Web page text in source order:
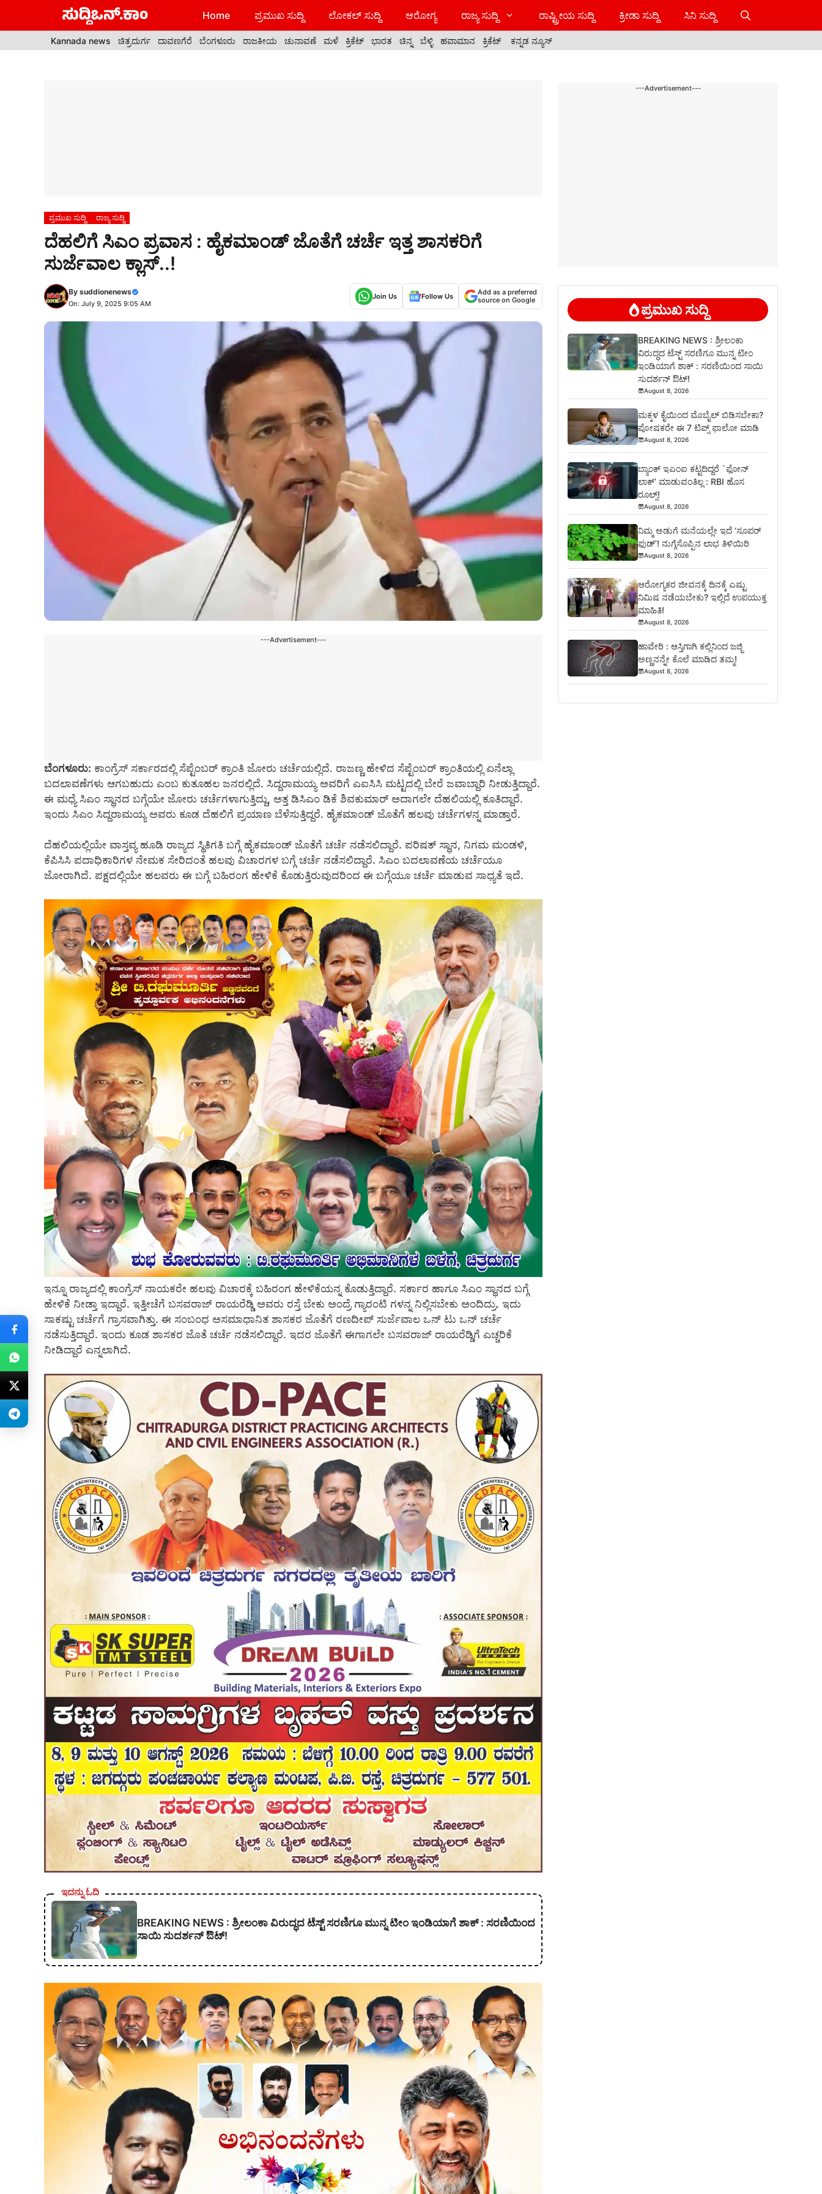
Home ಪ್ರಮುಖ ಸುದ್ದಿ ಲೋಕಲ್ ಸುದ್ದಿ ಆರೋಗ್ಯ ರಾಜ್ಯ ಸುದ್ದಿ ರಾಷ್ಟ್ರೀಯ ಸುದ್ದಿ ಕ್ರೀಡಾ ಸುದ್ದಿ ಸಿನಿ ಸುದ್ದಿ
Kannada news ಚಿತ್ರದುರ್ಗ ದಾವಣಗೆರೆ ಬೆಂಗಳೂರು ರಾಜಕೀಯ ಚುನಾವಣೆ ಮಳೆ ಕ್ರಿಕೆಟ್ ಭಾರತ ಚಿನ್ನ ಬೆಳ್ಳಿ ಹವಾಮಾನ ಕ್ರಿಕೆಟ್ ಕನ್ನಡ ನ್ಯೂಸ್
ಪ್ರಮುಖ ಸುದ್ದಿ ರಾಜ್ಯ ಸುದ್ದಿ
ದೆಹಲಿಗೆ ಸಿಎಂ ಪ್ರವಾಸ : ಹೈಕಮಾಂಡ್ ಜೊತೆಗೆ ಚರ್ಚೆ ಇತ್ತ ಶಾಸಕರಿಗೆ
ಸುರ್ಜೆವಾಲ‌ ಕ್ಲಾಸ್..!
By suddionenews
On: July 9, 2025 9:05 AM
Join Us Follow Us
Add as a preferred
source on Google
---Advertisement---
ಬೆಂಗಳೂರು: ಕಾಂಗ್ರೆಸ್ ಸರ್ಕಾರದಲ್ಲಿ ಸೆಪ್ಟೆಂಬರ್ ಕ್ರಾಂತಿ ಜೋರು ಚರ್ಚೆಯಲ್ಲಿದೆ. ರಾಜಣ್ಣ ಹೇಳಿದ ಸೆಪ್ಟೆಂಬರ್ ಕ್ರಾಂತಿಯಲ್ಲಿ ಏನೆಲ್ಲಾ
ಬದಲಾವಣೆಗಳು ಆಗಬಹುದು ಎಂಬ ಕುತೂಹಲ ಜನರಲ್ಲಿದೆ. ಸಿದ್ದರಾಮಯ್ಯ ಅವರಿಗೆ ಎಐಸಿಸಿ ಮಟ್ಟದಲ್ಲಿ ಬೇರೆ ಜವಾಬ್ದಾರಿ ನೀಡುತ್ತಿದ್ದಾರೆ.
ಈ ಮಧ್ಯೆ ಸಿಎಂ ಸ್ಥಾನದ ಬಗ್ಗೆಯೇ ಜೋರು ಚರ್ಚೆಗಳಾಗುತ್ತಿದ್ದು, ಅತ್ತ ಡಿಸಿಎಂ ಡಿಕೆ ಶಿವಕುಮಾರ್ ಅದಾಗಲೇ ದೆಹಲಿಯಲ್ಲಿ ಕೂತಿದ್ದಾರೆ.
ಇಂದು ಸಿಎಂ ಸಿದ್ದರಾಮಯ್ಯ ಅವರು ಕೂಡ ದೆಹಲಿಗೆ ಪ್ರಯಾಣ ಬೆಳೆಸುತ್ತಿದ್ದರೆ. ಹೈಕಮಾಂಡ್ ಜೊತೆಗೆ ಹಲವು ಚರ್ಚೆಗಳನ್ನ ಮಾಡ್ತಾರೆ.
ದೆಹಲಿಯಲ್ಲಿಯೇ ವಾಸ್ತವ್ಯ ಹೂಡಿ ರಾಜ್ಯದ ಸ್ಥಿತಿಗತಿ ಬಗ್ಗೆ ಹೈಕಮಾಂಡ್ ಜೊತೆಗೆ ಚರ್ಚೆ ನಡೆಸಲಿದ್ದಾರೆ. ಪರಿಷತ್ ಸ್ಥಾನ, ನಿಗಮ ಮಂಡಳಿ,
ಕೆಪಿಸಿಸಿ ಪದಾಧಿಕಾರಿಗಳ ನೇಮಕ ಸೇರಿದಂತೆ ಹಲವು ವಿಚಾರಗಳ ಬಗ್ಗೆ ಚರ್ಚೆ ನಡೆಸಲಿದ್ದಾರೆ. ಸಿಎಂ ಬದಲಾವಣೆಯ ಚರ್ಚೆಯೂ
ಜೋರಾಗಿದೆ. ಪಕ್ಷದಲ್ಲಿಯೇ ಹಲವರು ಈ ಬಗ್ಗೆ ಬಹಿರಂಗ ಹೇಳಿಕೆ ಕೊಡುತ್ತಿರುವುದರಿಂದ ಈ ಬಗ್ಗೆಯೂ ಚರ್ಚೆ ಮಾಡುವ ಸಾಧ್ಯತೆ ಇದೆ.
ಇನ್ನೂ ರಾಜ್ಯದಲ್ಲಿ ಕಾಂಗ್ರೆಸ್ ನಾಯಕರೇ ಹಲವು ವಿಚಾರಕ್ಕೆ ಬಹಿರಂಗ ಹೇಳಿಕೆಯನ್ನ ಕೊಡುತ್ತಿದ್ದಾರೆ. ಸರ್ಕಾರ ಹಾಗೂ ಸಿಎಂ ಸ್ಥಾನದ ಬಗ್ಗೆ
ಹೇಳಿಕೆ ನೀಡ್ತಾ ಇದ್ದಾರೆ. ಇತ್ತೀಚೆಗೆ ಬಸವರಾಜ್ ರಾಯರೆಡ್ಡಿ ಅವರು ರಸ್ತೆ ಬೇಕು ಅಂದ್ರೆ ಗ್ಯಾರಂಟಿ ಗಳನ್ನ ನಿಲ್ಲಿಸಬೇಕು ಅಂದಿದ್ರು. ಇದು
ಸಾಕಷ್ಟು ಚರ್ಚೆಗೆ ಗ್ರಾಸವಾಗಿತ್ತು. ಈ ಸಂಬಂಧ ಅಸಮಾಧಾನಿತ ಶಾಸಕರ ಜೊತೆಗೆ ರಣದೀಪ್ ಸುರ್ಜೆವಾಲ ಒನ್ ಟು ಒನ್ ಚರ್ಚೆ
ನಡೆಸುತ್ತಿದ್ದಾರೆ. ಇಂದು ಕೂಡ ಶಾಸಕರ ಜೊತೆ ಚರ್ಚೆ ನಡೆಸಲಿದ್ದಾರೆ. ಇದರ ಜೊತೆಗೆ ಈಗಾಗಲೇ ಬಸವರಾಜ್ ರಾಯರೆಡ್ಡಿಗೆ ಎಚ್ಚರಿಕೆ
ನೀಡಿದ್ದಾರೆ ಎನ್ನಲಾಗಿದೆ.
ಇದನ್ನು ಓದಿ
BREAKING NEWS : ಶ್ರೀಲಂಕಾ ವಿರುದ್ಧದ ಟೆಸ್ಟ್ ಸರಣಿಗೂ ಮುನ್ನ ಟೀಂ ಇಂಡಿಯಾಗೆ ಶಾಕ್ : ಸರಣಿಯಿಂದ
ಸಾಯಿ ಸುದರ್ಶನ್ ಔಟ್!
---Advertisement---
ಪ್ರಮುಖ ಸುದ್ದಿ
BREAKING NEWS : ಶ್ರೀಲಂಕಾ
ವಿರುದ್ಧದ ಟೆಸ್ಟ್ ಸರಣಿಗೂ ಮುನ್ನ ಟೀಂ
ಇಂಡಿಯಾಗೆ ಶಾಕ್ : ಸರಣಿಯಿಂದ ಸಾಯಿ
ಸುದರ್ಶನ್ ಔಟ್!
August 8, 2026
ಮಕ್ಕಳ ಕೈಯಿಂದ ಮೊಬೈಲ್ ಬಿಡಿಸಬೇಕಾ?
ಪೋಷಕರೇ ಈ 7 ಟಿಪ್ಸ್ ಫಾಲೋ ಮಾಡಿ
August 8, 2026
ಬ್ಯಾಂಕ್ ಇಎಂಐ ಕಟ್ಟದಿದ್ದರೆ `ಫೋನ್
ಲಾಕ್’ ಮಾಡುವಂತಿಲ್ಲ : RBI ಹೊಸ
ರೂಲ್ಸ್!
August 8, 2026
ನಿಮ್ಮ ಅಡುಗೆ ಮನೆಯಲ್ಲೇ ಇದೆ ‘ಸೂಪರ್
ಫುಡ್’! ನುಗ್ಗೆಸೊಪ್ಪಿನ ಲಾಭ ತಿಳಿಯಿರಿ
August 8, 2026
ಆರೋಗ್ಯಕರ ಜೀವನಕ್ಕೆ ದಿನಕ್ಕೆ ಎಷ್ಟು
ನಿಮಿಷ ನಡೆಯಬೇಕು? ಇಲ್ಲಿದೆ ಉಪಯುಕ್ತ
ಮಾಹಿತಿ!
August 8, 2026
ಹಾವೇರಿ : ಆಸ್ತಿಗಾಗಿ ಕಲ್ಲಿನಿಂದ ಜಜ್ಜಿ
ಅಣ್ಣನನ್ನೇ ಕೊಲೆ ಮಾಡಿದ ತಮ್ಮ!
August 8, 2026